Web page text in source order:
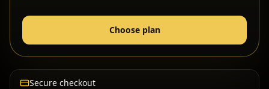
Choose plan
Secure checkout